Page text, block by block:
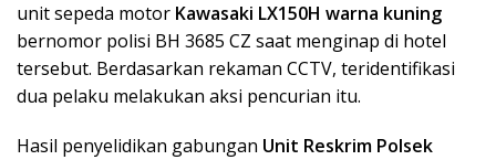
unit sepeda motor Kawasaki LX150H warna kuning
bernomor polisi BH 3685 CZ saat menginap di hotel
tersebut. Berdasarkan rekaman CCTV, teridentifikasi
dua pelaku melakukan aksi pencurian itu.
Hasil penyelidikan gabungan Unit Reskrim Polsek